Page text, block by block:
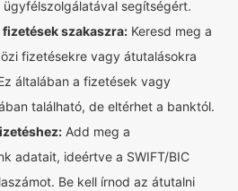
segítségért.
szakaszra: Keresd meg a
fizetésekre vagy átutalásokra
általában a fizetések vagy
található, de eltérhet a banktól.
Add meg a
adatait, ideértve a SWIFT/BIC
Be kell írnod az átutalni